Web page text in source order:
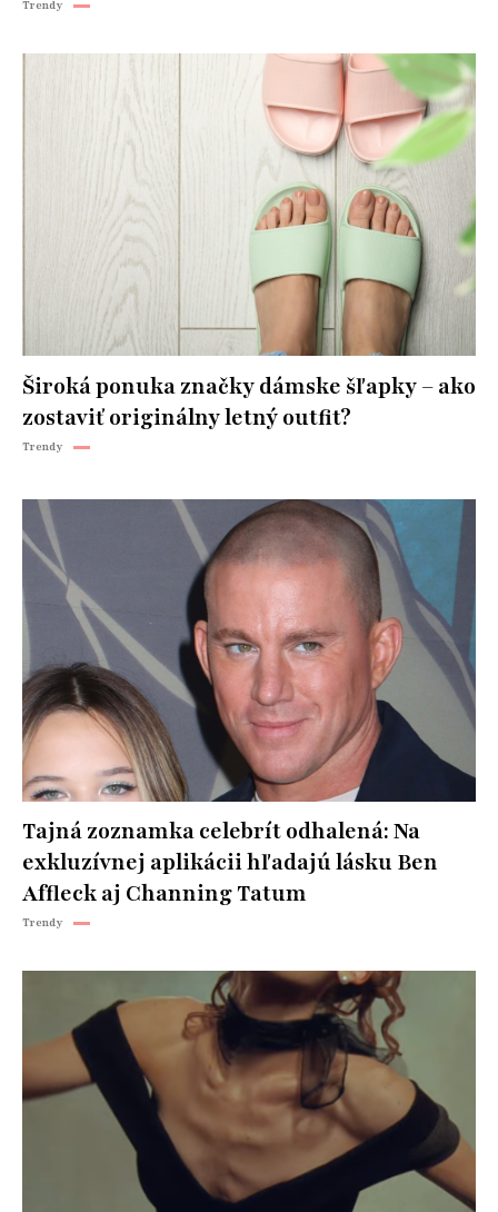
Trendy
Široká ponuka značky dámske šľapky – ako
zostaviť originálny letný outfit?
Trendy
Tajná zoznamka celebrít odhalená: Na
exkluzívnej aplikácii hľadajú lásku Ben
Affleck aj Channing Tatum
Trendy